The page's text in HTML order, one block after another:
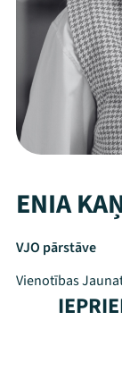
ENIA
VJO pārstāve
Vienotības